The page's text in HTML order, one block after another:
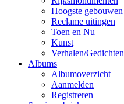
Hoogste gebouwen
Reclame uitingen
Toen en Nu
Kunst
Verhalen/Gedichten
Albums
Albumoverzicht
Aanmelden
Registreren